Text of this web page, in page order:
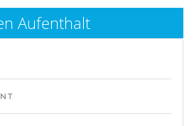
Aufenthalt